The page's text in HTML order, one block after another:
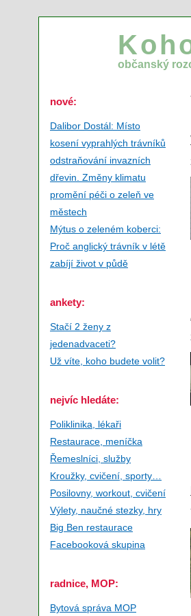
občanský
nové:
Dalibor Dostál: Místo
kosení vyprahlých trávníků
odstraňování invazních
dřevin. Změny klimatu
promění péči o zeleň ve
městech
Mýtus o zeleném koberci:
Proč anglický trávník v létě
zabíjí život v půdě
ankety:
Stačí 2 ženy z
jedenadvaceti?
Už víte, koho budete volit?
nejvíc hledáte:
Poliklinika, lékaři
Restaurace, meníčka
Řemeslníci, služby
Kroužky, cvičení, sporty…
Posilovny, workout, cvičení
Výlety, naučné stezky, hry
Big Ben restaurace
Facebooková skupina
radnice, MOP:
Bytová správa MOP